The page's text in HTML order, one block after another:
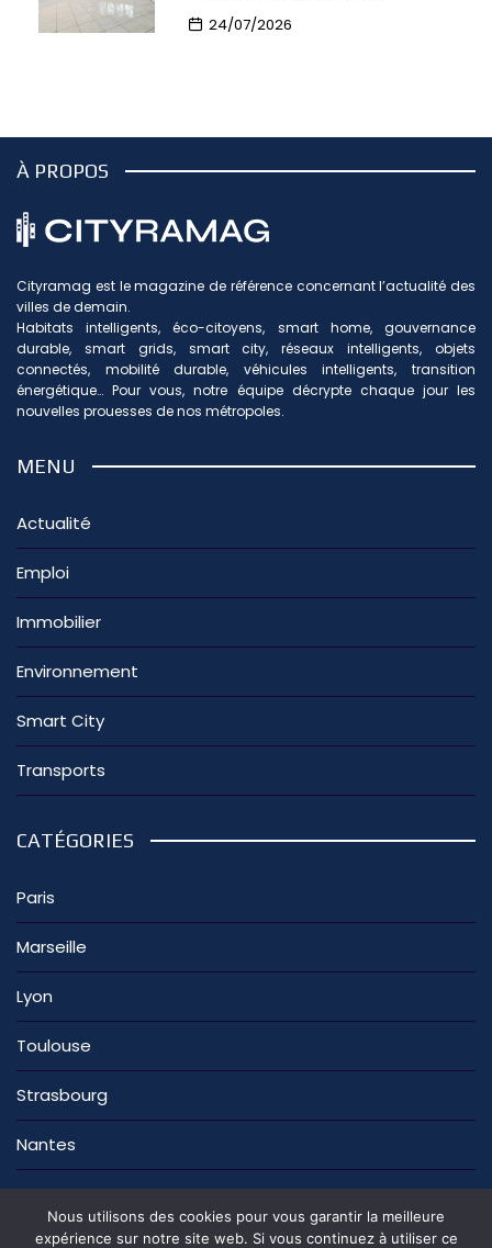
24/07/2026
À PROPOS
Cityramag est le magazine de référence concernant l’actualité des
villes de demain.
Habitats intelligents, éco-citoyens, smart home, gouvernance
durable, smart grids, smart city, réseaux intelligents, objets
connectés, mobilité durable, véhicules intelligents, transition
énergétique… Pour vous, notre équipe décrypte chaque jour les
nouvelles prouesses de nos métropoles.
MENU
Actualité
Emploi
Immobilier
Environnement
Smart City
Transports
CATÉGORIES
Paris
Marseille
Lyon
Toulouse
Strasbourg
Nantes
Nous utilisons des cookies pour vous garantir la meilleure
expérience sur notre site web. Si vous continuez à utiliser ce